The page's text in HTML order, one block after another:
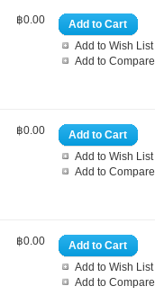
Add to Cart
Add to Wish List
Add to Compare
฿0.00
Add to Cart
Add to Wish List
Add to Compare
฿0.00
Add to Cart
Add to Wish List
Add to Compare
฿0.00